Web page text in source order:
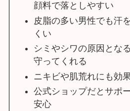
顔料で落としやすい
皮脂の多い男性でも汗
くい
シミやシワの原因とな
守ってくれる
ニキビや肌荒れにも効
公式ショップだとサポ
安心